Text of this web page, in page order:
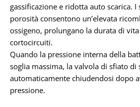
gassificazione e ridotta auto scarica.
porosità consentono un’elevata
ossigeno, prolungano la durata di
cortocircuiti.
Quando la pressione interna della
soglia massima, la valvola di sfiato di
automaticamente chiudendosi dopo
pressione.